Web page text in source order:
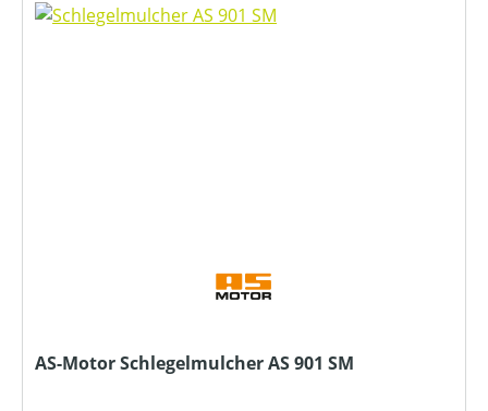
AS-Motor Schlegelmulcher AS 901 SM